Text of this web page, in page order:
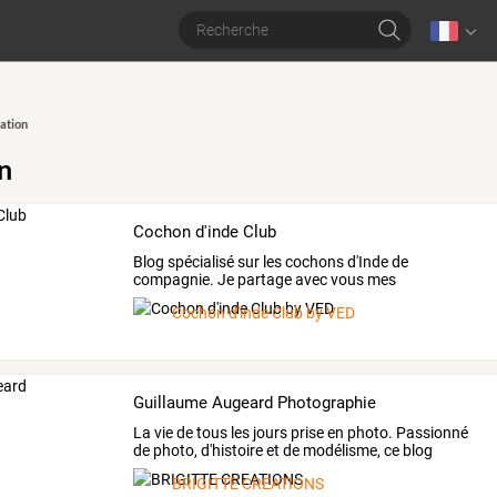
Cochon d'inde Club
Blog spécialisésur lescochonsd'Indede
compagnie. Je partageavecvous mes
connaissances
Cochon d'inde Club by VED
Guillaume Augeard Photographie
La viedetous les jours priseen photo. Passionné
de photo, d'histoireet de modélisme, ce blog
vous
BRIGITTE CREATIONS